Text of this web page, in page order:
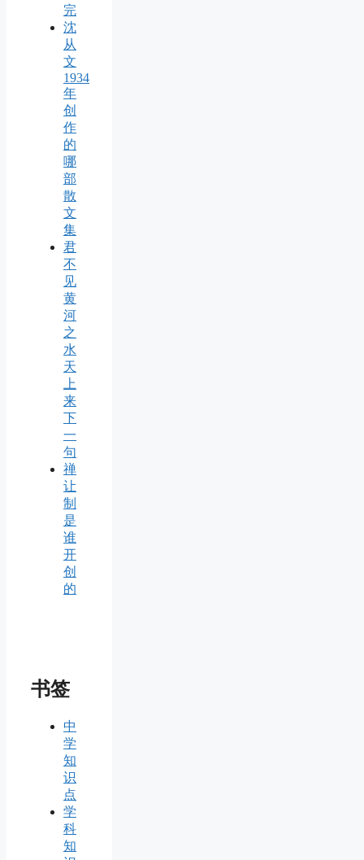
完
沈
从
文
1934
年
创
作
的
哪
部
散
文
集
君
不
见
黄
河
之
水
天
上
来
下
一
句
禅
让
制
是
谁
开
创
的
书签
中
学
知
识
点
学
科
知